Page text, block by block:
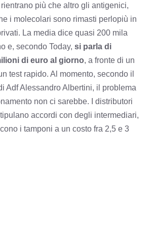
più che altro gli antigenici,
i molecolari sono rimasti perlopiù in
La media dice quasi 200 mila
e, secondo Today, si parla di
di euro al giorno, a fronte di un
test rapido. Al momento, secondo il
Adf Alessandro Albertini, il problema
non ci sarebbe. I distributori
accordi con degli intermediari,
i tamponi a un costo fra 2,5 e 3